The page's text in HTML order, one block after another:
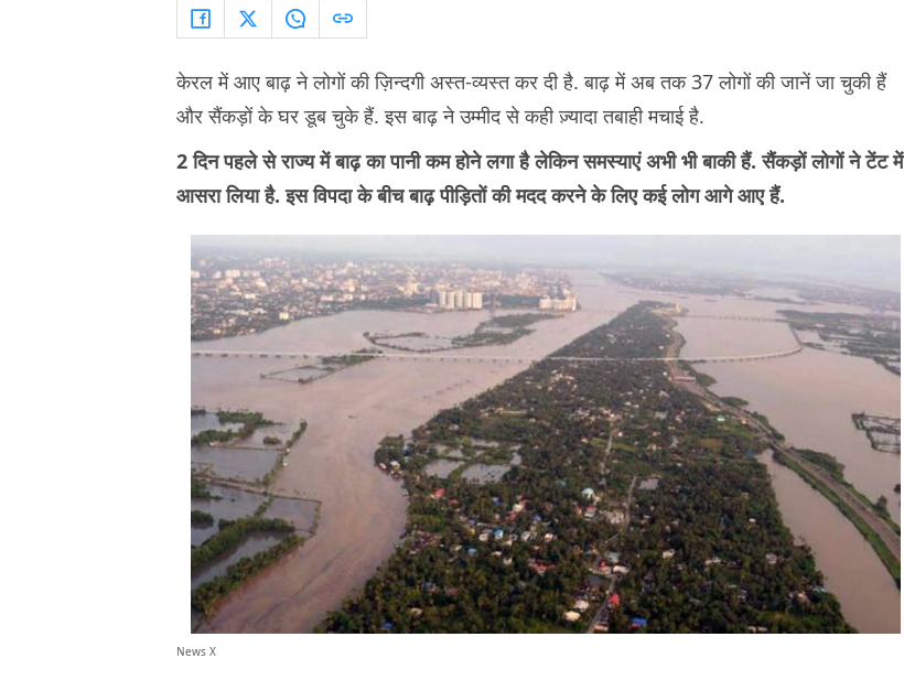
केरल में आए बाढ़ ने लोगों की ज़िन्दगी अस्त-व्यस्त कर दी है. बाढ़ में अब तक 37 लोगों की जानें जा चुकी हैं
और सैंकड़ों के घर डूब चुके हैं. इस बाढ़ ने उम्मीद से कही ज़्यादा तबाही मचाई है.
2 दिन पहले से राज्य में बाढ़ का पानी कम होने लगा है लेकिन समस्याएं अभी भी बाकी हैं. सैंकड़ों लोगों ने टेंट में
आसरा लिया है. इस विपदा के बीच बाढ़ पीड़ितों की मदद करने के लिए कई लोग आगे आए हैं.
News X